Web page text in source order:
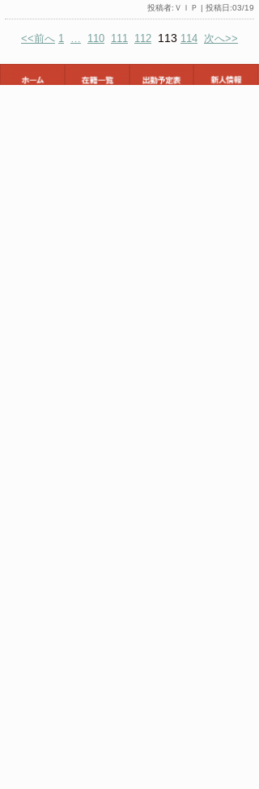
投稿者:ＶＩＰ | 投稿日:03/19
<<前へ 1 110 111 112113 114 次へ>>